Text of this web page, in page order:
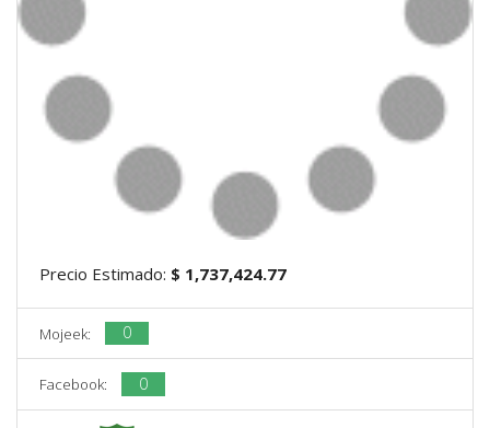
Precio Estimado: $ 1,737,424.77
Mojeek: 0
Facebook: 0